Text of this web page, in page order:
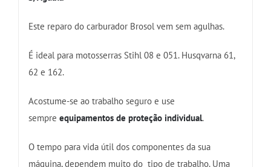
Este reparo do carburador Brosol vem sem agulhas.
É ideal para motosserras Stihl 08 e 051. Husqvarna 61,
62 e 162.
Acostume-se ao trabalho seguro e use
sempre equipamentos de proteção individual.
O tempo para vida útil dos componentes da sua
máquina, dependem muito do tipo de trabalho. Uma